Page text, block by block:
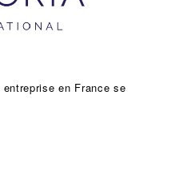
entreprise en France se